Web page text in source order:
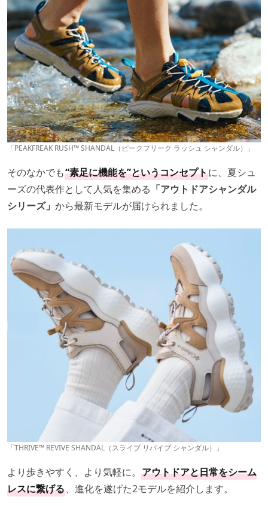
「PEAKFREAK RUSH™ SHANDAL（ピークフリーク ラッシュ シャンダル）」
そのなかでも“素足に機能を”というコンセプトに、夏シュ
ーズの代表作として人気を集める 「アウトドアシャンダル
シリーズ」 から最新モデルが届けられました。
「THRIVE™ REVIVE SHANDAL（スライブ リバイブ シャンダル）」
より歩きやすく、より気軽に。 アウトドアと日常をシーム
レスに繋げる、進化を遂げた2モデルを紹介します。